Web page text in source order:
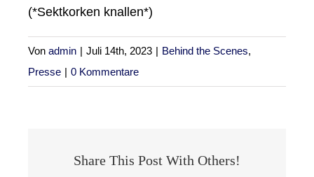
(*Sektkorken knallen*)
Von admin | Juli 14th, 2023 | Behind the Scenes,
Presse | 0 Kommentare
Share This Post With Others!